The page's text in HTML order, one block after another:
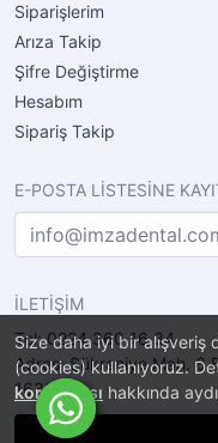
Size daha iyi bir
(cookies) kullanıyoruz.
korunması hakkında
Siparişlerim
Arıza Takip
Şifre Değiştirme
Hesabım
Sipariş Takip
E-POSTA LİSTESİNE
İLETİŞİM
Tel: 0224 360 16 34
Adres: Şükraniye Mah.
16320